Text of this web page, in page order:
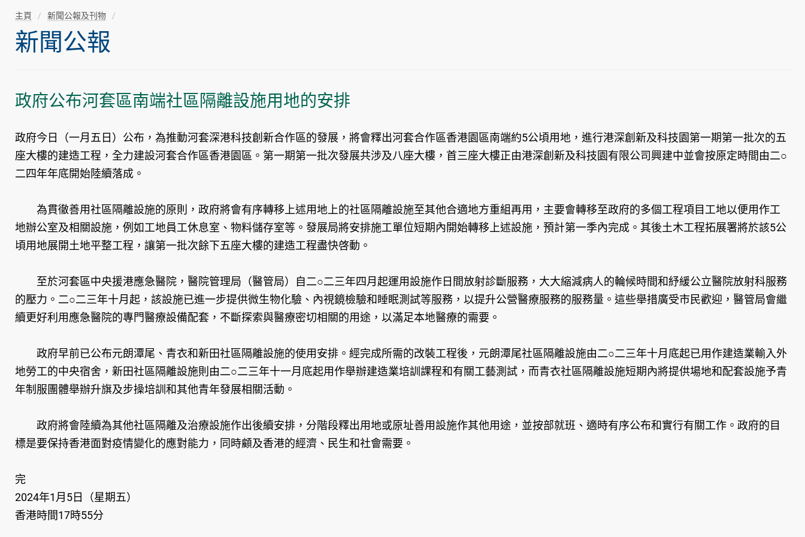
主頁 新聞公報及刊物
新聞公報
政府公布河套區南端社區隔離設施用地的安排
政府今日（一月五日）公布，為推動河套深港科技創新合作區的發展，將會釋出河套合作區香港園區南端約5公頃用地，進行港深創新及科技園第一期第一批次的五
座大樓的建造工程，全力建設河套合作區香港園區。第一期第一批次發展共涉及八座大樓，首三座大樓正由港深創新及科技園有限公司興建中並會按原定時間由二○
二四年年底開始陸續落成。
為貫徹善用社區隔離設施的原則，政府將會有序轉移上述用地上的社區隔離設施至其他合適地方重組再用，主要會轉移至政府的多個工程項目工地以便用作工
地辦公室及相關設施，例如工地員工休息室、物料儲存室等。發展局將安排施工單位短期內開始轉移上述設施，預計第一季內完成。其後土木工程拓展署將於該5公
頃用地展開土地平整工程，讓第一批次餘下五座大樓的建造工程盡快啓動。
至於河套區中央援港應急醫院，醫院管理局（醫管局）自二○二三年四月起運用設施作日間放射診斷服務，大大縮減病人的輪候時間和紓緩公立醫院放射科服務
的壓力。二○二三年十月起，該設施已進一步提供微生物化驗、內視鏡檢驗和睡眠測試等服務，以提升公營醫療服務的服務量。這些舉措廣受市民歡迎，醫管局會繼
續更好利用應急醫院的專門醫療設備配套，不斷探索與醫療密切相關的用途，以滿足本地醫療的需要。
政府早前已公布元朗潭尾、青衣和新田社區隔離設施的使用安排。經完成所需的改裝工程後，元朗潭尾社區隔離設施由二○二三年十月底起已用作建造業輸入外
地勞工的中央宿舍，新田社區隔離設施則由二○二三年十一月底起用作舉辦建造業培訓課程和有關工藝測試，而青衣社區隔離設施短期內將提供場地和配套設施予青
年制服團體舉辦升旗及步操培訓和其他青年發展相關活動。
政府將會陸續為其他社區隔離及治療設施作出後續安排，分階段釋出用地或原址善用設施作其他用途，並按部就班、適時有序公布和實行有關工作。政府的目
標是要保持香港面對疫情變化的應對能力，同時顧及香港的經濟、民生和社會需要。
完
2024年1月5日（星期五）
香港時間17時55分